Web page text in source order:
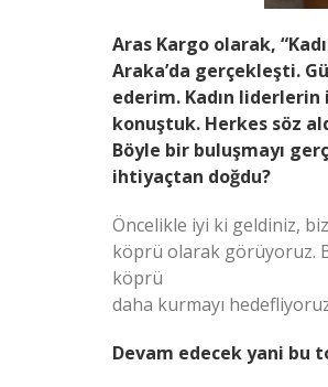
Aras Kargo olarak,
Araka’da gerçekleşti.
ederim. Kadın liderlerin
konuştuk. Herkes söz
Böyle bir buluşmayı
ihtiyaçtan doğdu?
Öncelikle iyi ki geldiniz,
köprü olarak görüyoruz.
köprü
daha kurmayı
Devam edecek yani bu